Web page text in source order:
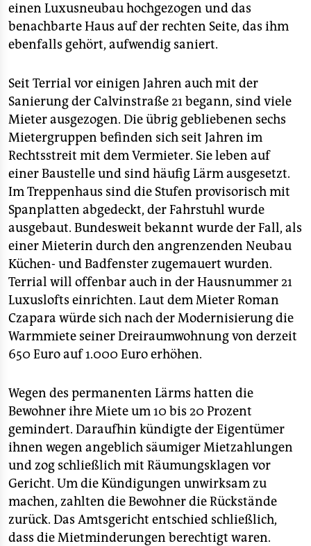
einen Luxusneubau hochgezogen und das
benachbarte Haus auf der rechten Seite, das ihm
ebenfalls gehört, aufwendig saniert.
Seit Terrial vor einigen Jahren auch mit der
Sanierung der Calvinstraße 21 begann, sind viele
Mieter ausgezogen. Die übrig gebliebenen sechs
Mietergruppen befinden sich seit Jahren im
Rechtsstreit mit dem Vermieter. Sie leben auf
einer Baustelle und sind häufig Lärm ausgesetzt.
Im Treppenhaus sind die Stufen provisorisch mit
Spanplatten abgedeckt, der Fahrstuhl wurde
ausgebaut. Bundesweit bekannt wurde der Fall, als
einer Mieterin durch den angrenzenden Neubau
Küchen- und Badfenster zugemauert wurden.
Terrial will offenbar auch in der Hausnummer 21
Luxuslofts einrichten. Laut dem Mieter Roman
Czapara würde sich nach der Modernisierung die
Warmmiete seiner Dreiraumwohnung von derzeit
650 Euro auf 1.000 Euro erhöhen.
Wegen des permanenten Lärms hatten die
Bewohner ihre Miete um 10 bis 20 Prozent
gemindert. Daraufhin kündigte der Eigentümer
ihnen wegen angeblich säumiger Mietzahlungen
und zog schließlich mit Räumungsklagen vor
Gericht. Um die Kündigungen unwirksam zu
machen, zahlten die Bewohner die Rückstände
zurück. Das Amtsgericht entschied schließlich,
dass die Mietminderungen berechtigt waren.